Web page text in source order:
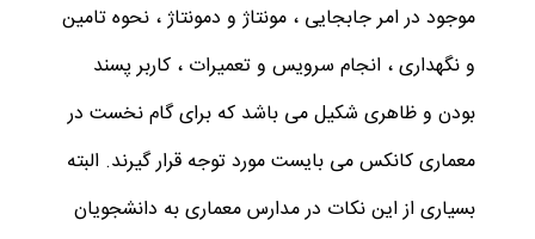
موجود در امر جابجایی ، مونتاژ و دمونتاژ ، نحوه تامین
و نگهداری ، انجام سرویس و تعمیرات ، کاربر پسند
بودن و ظاهری شکیل می باشد که برای گام نخست در
معماری کانکس می بایست مورد توجه قرار گیرند. البته
بسیاری از این نکات در مدارس معماری به دانشجویان